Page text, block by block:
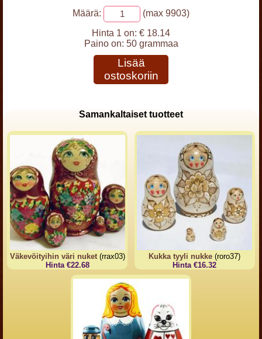
Määrä:
(max 9903)
Hinta 1 on: € 18.14
Paino on: 50 grammaa
Lisää
ostoskoriin
Samankaltaiset tuotteet
Väkevöityihin väri nuket(rrax03)
Hinta €22.68
Kukka tyyli nukke (roro37)
Hinta €16.32